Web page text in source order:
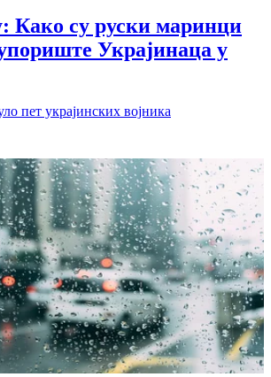
Како су руски маринци
Украјинаца у
пет украјинских војника